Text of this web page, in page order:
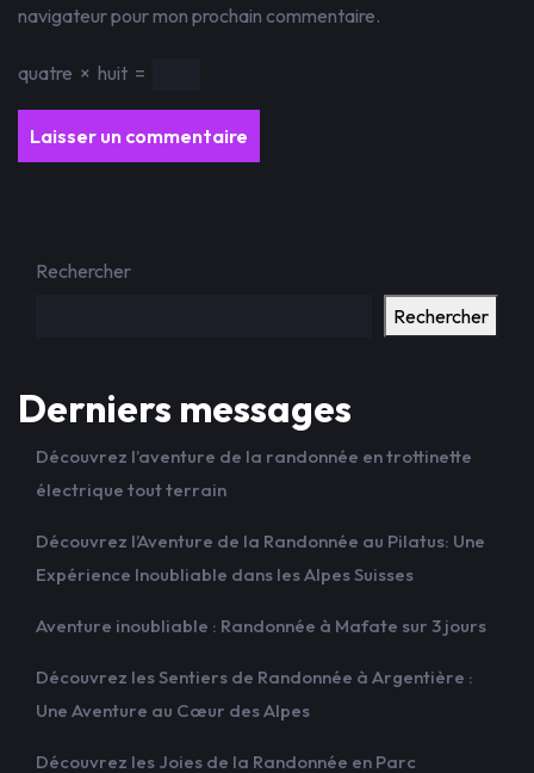
navigateur pour mon prochain commentaire.
quatre × huit =
Rechercher
Rechercher
Derniers messages
Découvrez l’aventure de la randonnée en trottinette
électrique tout terrain
Découvrez l’Aventure de la Randonnée au Pilatus: Une
Expérience Inoubliable dans les Alpes Suisses
Aventure inoubliable : Randonnée à Mafate sur 3 jours
Découvrez les Sentiers de Randonnée à Argentière :
Une Aventure au Cœur des Alpes
Découvrez les Joies de la Randonnée en Parc